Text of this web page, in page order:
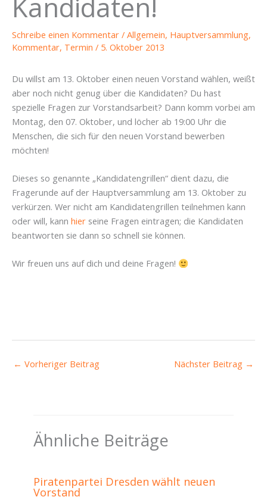
Kandidaten!
Schreibe einen Kommentar / Allgemein, Hauptversammlung,
Kommentar, Termin / 5. Oktober 2013
Du willst am 13. Oktober einen neuen Vorstand wählen, weißt
aber noch nicht genug über die Kandidaten? Du hast
spezielle Fragen zur Vorstandsarbeit? Dann komm vorbei am
Montag, den 07. Oktober, und löcher ab 19:00 Uhr die
Menschen, die sich für den neuen Vorstand bewerben
möchten!
Dieses so genannte „Kandidatengrillen“ dient dazu, die
Fragerunde auf der Hauptversammlung am 13. Oktober zu
verkürzen. Wer nicht am Kandidatengrillen teilnehmen kann
oder will, kann hier seine Fragen eintragen; die Kandidaten
beantworten sie dann so schnell sie können.
Wir freuen uns auf dich und deine Fragen!
← Vorheriger Beitrag Nächster Beitrag →
Ähnliche Beiträge
Piratenpartei Dresden wählt neuen
Vorstand